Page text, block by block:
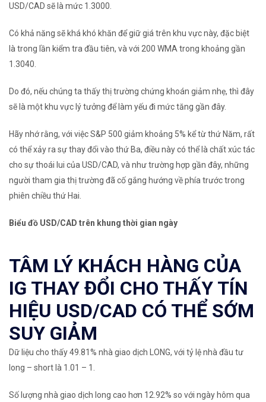
USD/CAD sẽ là mức 1.3000.
Có khả năng sẽ khá khó khăn để giữ giá trên khu vực này, đặc biệt
là trong lần kiểm tra đầu tiên, và với 200 WMA trong khoảng gần
1.3040.
Do đó, nếu chúng ta thấy thị trường chứng khoán giảm nhẹ, thì đây
sẽ là một khu vực lý tưởng để làm yếu đi mức tăng gần đây.
Hãy nhớ rằng, với việc S&P 500 giảm khoảng 5% kể từ thứ Năm, rất
có thể xảy ra sự thay đổi vào thứ Ba, điều này có thể là chất xúc tác
cho sự thoái lui của USD/CAD, và như trường hợp gần đây, những
người tham gia thị trường đã cố gắng hướng về phía trước trong
phiên chiều thứ Hai.
Biểu đồ USD/CAD trên khung thời gian ngày
TÂM LÝ KHÁCH HÀNG CỦA
IG THAY ĐỔI CHO THẤY TÍN
HIỆU USD/CAD CÓ THỂ SỚM
SUY GIẢM
Dữ liệu cho thấy 49.81% nhà giao dịch LONG, với tỷ lệ nhà đầu tư
long – short là 1.01 – 1.
Số lượng nhà giao dịch long cao hơn 12.92% so với ngày hôm qua